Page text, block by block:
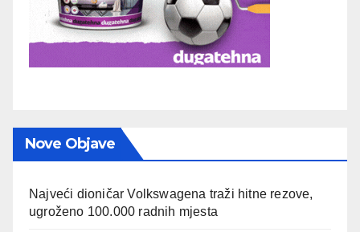
Nove Objave
Najveći dioničar Volkswagena traži hitne rezove,
ugroženo 100.000 radnih mjesta